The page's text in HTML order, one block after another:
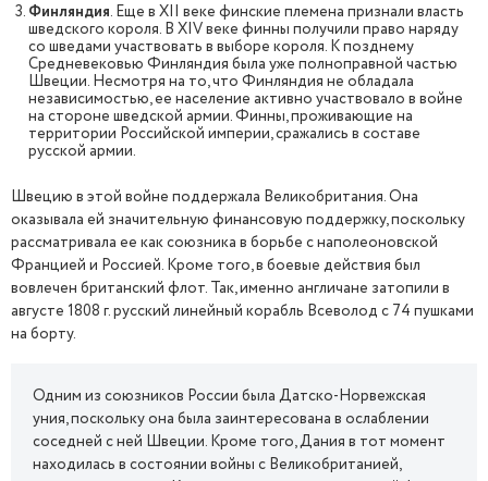
Финляндия. Еще в XII веке финские племена признали власть
шведского короля. В XIV веке финны получили право наряду
со шведами участвовать в выборе короля. К позднему
Средневековью Финляндия была уже полноправной частью
Швеции. Несмотря на то, что Финляндия не обладала
независимостью, ее население активно участвовало в войне
на стороне шведской армии. Финны, проживающие на
территории Российской империи, сражались в составе
русской армии.
Швецию в этой войне поддержала Великобритания. Она
оказывала ей значительную финансовую поддержку, поскольку
рассматривала ее как союзника в борьбе с наполеоновской
Францией и Россией. Кроме того, в боевые действия был
вовлечен британский флот. Так, именно англичане затопили в
августе 1808 г. русский линейный корабль Всеволод с 74 пушками
на борту.
Одним из союзников России была Датско-Норвежская
уния, поскольку она была заинтересована в ослаблении
соседней с ней Швеции. Кроме того, Дания в тот момент
находилась в состоянии войны с Великобританией,